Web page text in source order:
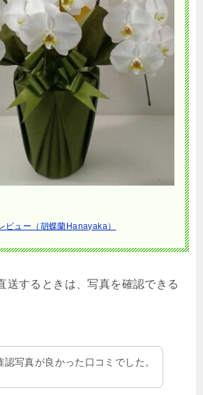
ビュー（胡蝶蘭Hanayaka）
送するときは、写真を確認できる
認写真が良かった口コミでした。